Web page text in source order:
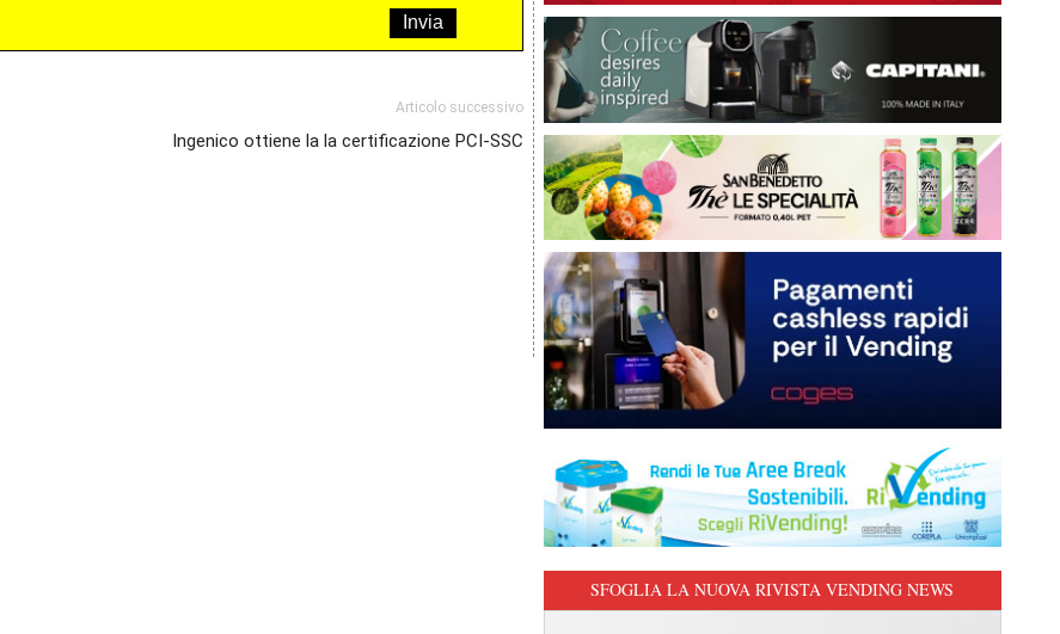
Articolo successivo
Ingenico ottiene la la certificazione PCI-SSC
SFOGLIA LA NUOVA RIVISTA VENDING NEWS